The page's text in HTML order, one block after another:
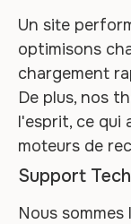
Un site
optimisons
chargement
De plus, nos
l'esprit, ce qui
moteurs de
Support
Nous